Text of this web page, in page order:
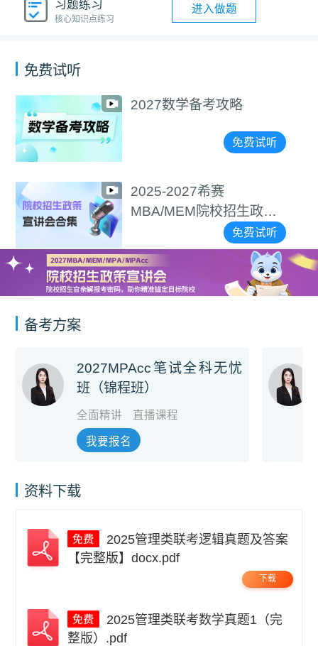
习题练习
核心知识点练习
进入做题
免费试听
2027数学备考攻略
免费试听
2025-2027希赛
MBA/MEM院校招生政策
免费试听
备考方案
2027MPAcc笔试全科无忧
班（锦程班）
全面精讲 直播课程
我要报名
资料下载
【完整版】docx.pdf
下载
整版）.pdf